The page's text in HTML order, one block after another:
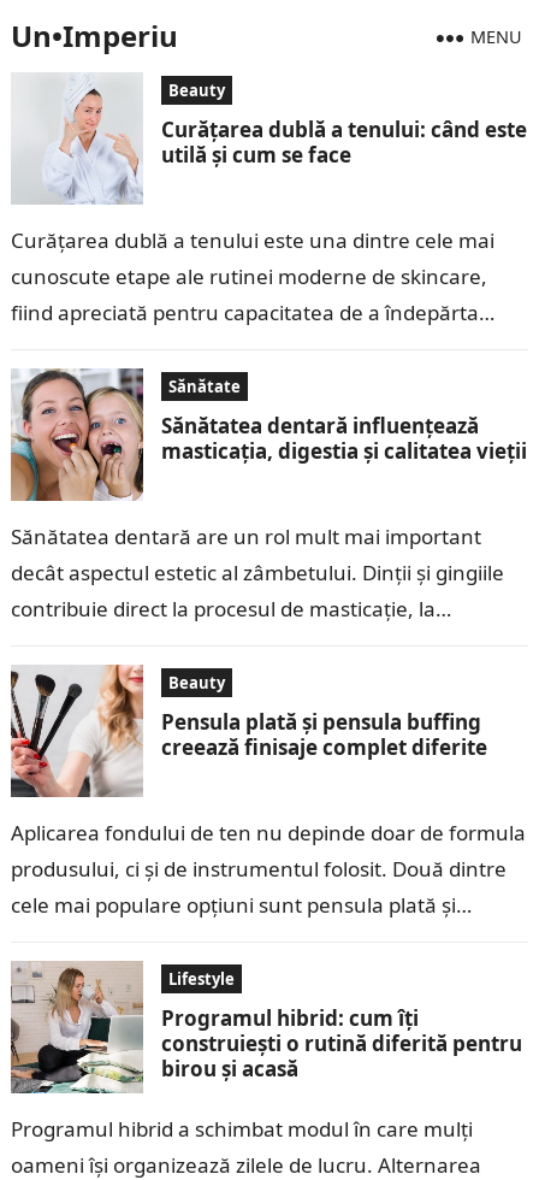
Un•Imperiu MENU
Beauty
Curățarea dublă a tenului: când este
utilă și cum se face
Curățarea dublă a tenului este una dintre cele mai
cunoscute etape ale rutinei moderne de skincare,
fiind apreciată pentru capacitatea de a îndepărta
Sănătate
Sănătatea dentară influențează
masticația, digestia și calitatea vieții
Sănătatea dentară are un rol mult mai important
decât aspectul estetic al zâmbetului. Dinții și gingiile
contribuie direct la procesul de masticație, la
Beauty
Pensula plată și pensula buffing
creează finisaje complet diferite
Aplicarea fondului de ten nu depinde doar de formula
produsului, ci și de instrumentul folosit. Două dintre
cele mai populare opțiuni sunt pensula plată și
Lifestyle
Programul hibrid: cum îți
construiești o rutină diferită pentru
birou și acasă
Programul hibrid a schimbat modul în care mulți
oameni își organizează zilele de lucru. Alternarea